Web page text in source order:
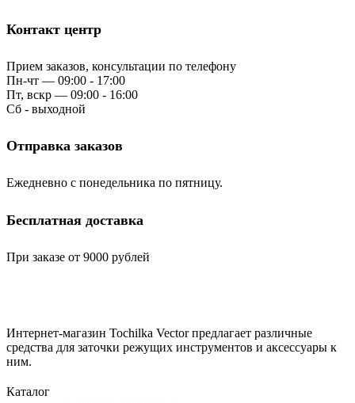
Контакт центр
Прием заказов, консультации по телефону
Пн-чт — 09:00 - 17:00
Пт, вскр — 09:00 - 16:00
Сб - выходной
Отправка заказов
Ежедневно с понедельника по пятницу.
Бесплатная доставка
При заказе от 9000 рублей
Интернет-магазин Tochilka Vector предлагает различные
средства для заточки режущих инструментов и аксессуары к
ним.
Каталог